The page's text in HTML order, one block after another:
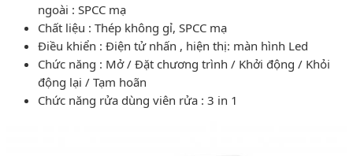
ngoài : SPCC mạ
Chất liệu : Thép không gỉ, SPCC mạ
Điều khiển : Điện tử nhấn , hiện thị: màn hình Led
Chức năng : Mở / Đặt chương trình / Khởi động / Khỏi
động lại / Tạm hoãn
Chức năng rửa dùng viên rửa : 3 in 1